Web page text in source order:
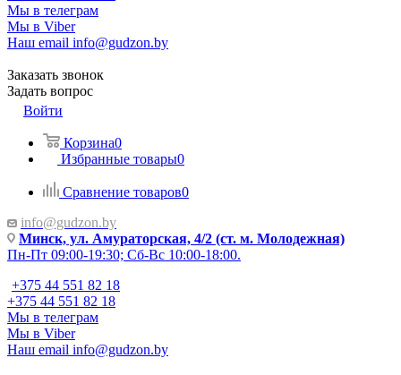
Мы в телеграм
Мы в Viber
Наш email info@gudzon.by
Заказать звонок
Задать вопрос
Войти
Корзина0
Избранные товары0
Сравнение товаров0
info@gudzon.by
Минск, ул. Амураторская, 4/2 (ст. м. Молодежная)
Пн-Пт 09:00-19:30; Сб-Вс 10:00-18:00.
+375 44 551 82 18
+375 44 551 82 18
Мы в телеграм
Мы в Viber
Наш email info@gudzon.by